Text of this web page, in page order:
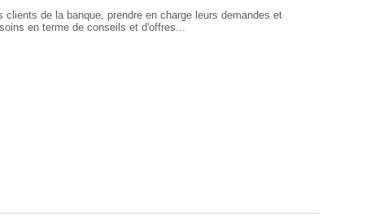
de la banque, prendre en charge leurs demandes et
en terme de conseils et d'offres...